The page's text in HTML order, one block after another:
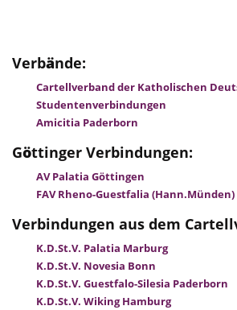
Verbände:
Cartellverband der Katholischen
Studentenverbindungen
Amicitia Paderborn
Göttinger Verbindungen:
AV Palatia Göttingen
FAV Rheno-Guestfalia
Verbindungen aus dem
K.D.St.V. Palatia Marburg
K.D.St.V. Novesia Bonn
K.D.St.V. Guestfalo-Silesia Paderborn
K.D.St.V. Wiking Hamburg